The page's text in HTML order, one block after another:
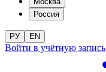
Россия
РУ EN
Войти в учётную запись